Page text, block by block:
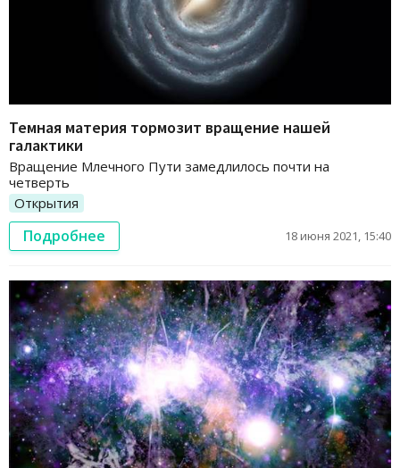
Темная материя тормозит вращение нашей
галактики
Вращение Млечного Пути замедлилось почти на
четверть
Открытия
Подробнее 18 июня 2021, 15:40